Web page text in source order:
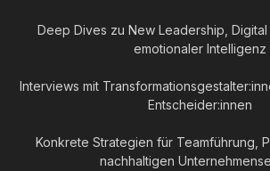
Deep Dives zu New Leadership,
emotionaler Intelligenz
Interviews mit
Entscheider:innen
Konkrete Strategien für Teamführung,
nachhaltigen